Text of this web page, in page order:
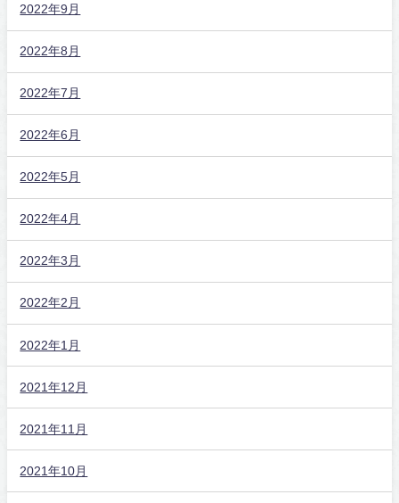
2022年9月
2022年8月
2022年7月
2022年6月
2022年5月
2022年4月
2022年3月
2022年2月
2022年1月
2021年12月
2021年11月
2021年10月